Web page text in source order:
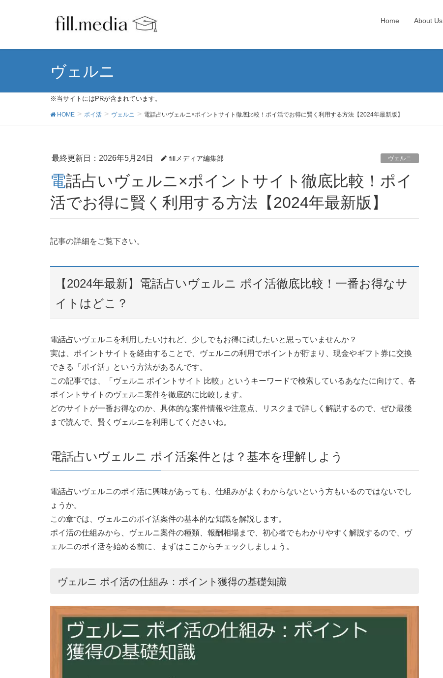
Home About Us
ヴェルニ
※当サイトにはPRが含まれています。
HOME ポイ活 ヴェルニ 電話占いヴェルニ×ポイントサイト徹底比較！ポイ活でお得に賢く利用する方法【2024年最新版】
最終更新日：2026年5月24日 fillメディア編集部 ヴェルニ
電話占いヴェルニ×ポイントサイト徹底比較！ポイ
活でお得に賢く利用する方法【2024年最新版】
記事の詳細をご覧下さい。
【2024年最新】電話占いヴェルニ ポイ活徹底比較！一番お得なサ
イトはどこ？
電話占いヴェルニを利用したいけれど、少しでもお得に試したいと思っていませんか？
実は、ポイントサイトを経由することで、ヴェルニの利用でポイントが貯まり、現金やギフト券に交換
できる「ポイ活」という方法があるんです。
この記事では、「ヴェルニ ポイントサイト 比較」というキーワードで検索しているあなたに向けて、各
ポイントサイトのヴェルニ案件を徹底的に比較します。
どのサイトが一番お得なのか、具体的な案件情報や注意点、リスクまで詳しく解説するので、ぜひ最後
まで読んで、賢くヴェルニを利用してくださいね。
電話占いヴェルニ ポイ活案件とは？基本を理解しよう
電話占いヴェルニのポイ活に興味があっても、仕組みがよくわからないという方もいるのではないでし
ょうか。
この章では、ヴェルニのポイ活案件の基本的な知識を解説します。
ポイ活の仕組みから、ヴェルニ案件の種類、報酬相場まで、初心者でもわかりやすく解説するので、ヴ
ェルニのポイ活を始める前に、まずはここからチェックしましょう。
ヴェルニ ポイ活の仕組み：ポイント獲得の基礎知識